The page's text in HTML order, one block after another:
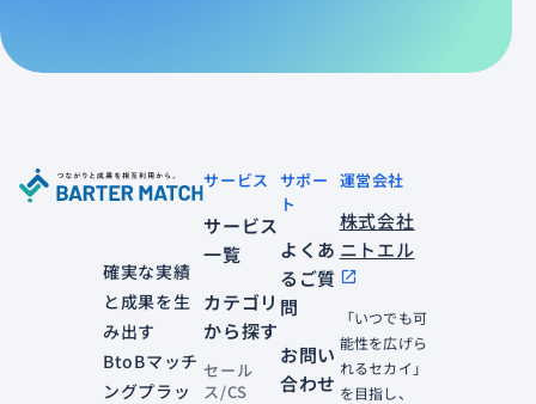
確実な実績
と成果を生
み出す
BtoBマッチ
ングプラッ
サービス
サービス
一覧
カテゴリ
から探す
セール
ス/CS
サポー
ト
よくあ
るご質
問
お問い
合わせ
運営会社
株式会社
ニトエル
open_in_new
「いつでも可
能性を広げら
れるセカイ」
を目指し、